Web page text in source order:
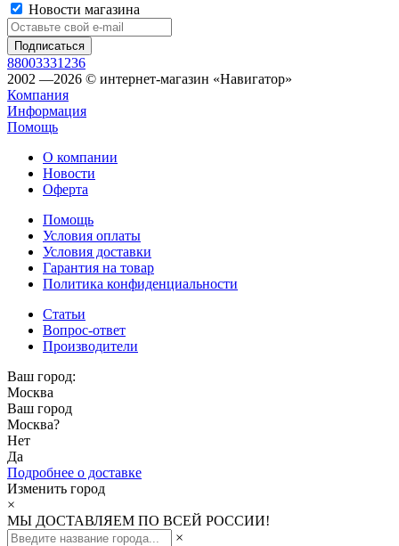
Новости магазина
88003331236
2002 —2026 © интернет-магазин «Навигатор»
Компания
Информация
Помощь
О компании
Новости
Оферта
Помощь
Условия оплаты
Условия доставки
Гарантия на товар
Политика конфиденциальности
Статьи
Вопрос-ответ
Производители
Ваш город:
Москва
Ваш город
Москва?
Нет
Да
Подробнее о доставке
Изменить город
×
МЫ ДОСТАВЛЯЕМ ПО ВСЕЙ РОССИИ!
×